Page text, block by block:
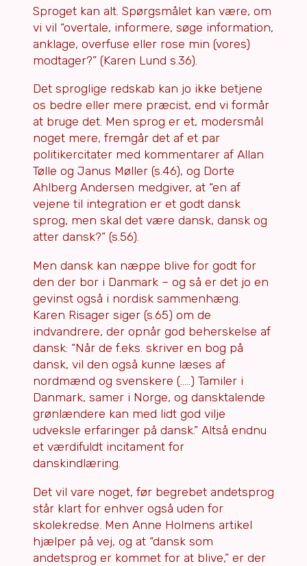
Sproget kan alt. Spørgsmålet kan være, om
vi vil “overtale, informere, søge information,
anklage, overfuse eller rose min (vores)
modtager?” (Karen Lund s.36).
Det sproglige redskab kan jo ikke betjene
os bedre eller mere præcist, end vi formår
at bruge det. Men sprog er et, modersmål
noget mere, fremgår det af et par
politikercitater med kommentarer af Allan
Tølle og Janus Møller (s.46), og Dorte
Ahlberg Andersen medgiver, at “en af
vejene til integration er et godt dansk
sprog, men skal det være dansk, dansk og
atter dansk?” (s.56).
Men dansk kan næppe blive for godt for
den der bor i Danmark – og så er det jo en
gevinst også i nordisk sammenhæng.
Karen Risager siger (s.65) om de
indvandrere, der opnår god beherskelse af
dansk: “Når de f.eks. skriver en bog på
dansk, vil den også kunne læses af
nordmænd og svenskere (…..) Tamiler i
Danmark, samer i Norge, og dansktalende
grønlændere kan med lidt god vilje
udveksle erfaringer på dansk.” Altså endnu
et værdifuldt incitament for
danskindlæring.
Det vil vare noget, før begrebet andetsprog
står klart for enhver også uden for
skolekredse. Men Anne Holmens artikel
hjælper på vej, og at “dansk som
andetsprog er kommet for at blive,” er der